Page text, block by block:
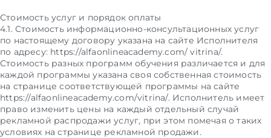
Стоимость услуг и порядок оплаты
4.1. Стоимость информационно-консультационных услуг
по настоящему договору указана на сайте Исполнителя
по адресу: https://alfaonlineacademy.com/ vitrina/.
Стоимость разных программ обучения различается и для
каждой программы указана своя собственная стоимость
на странице соответствующей программы на сайте
https://alfaonlineacademy.com/vitrina/. Исполнитель имеет
право изменить цены на каждый отдельный случай
рекламной распродажи услуг, при этом помечая о таких
условиях на странице рекламной продажи.